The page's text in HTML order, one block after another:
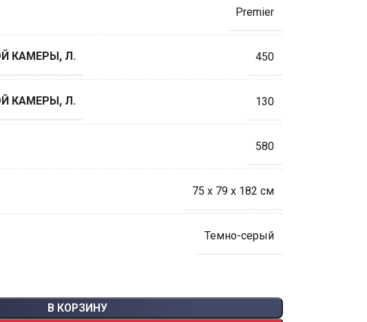
Premier
КАМЕРЫ, Л. 450
КАМЕРЫ, Л. 130
580
75 x 79 x 182 см
Темно-серый
В КОРЗИНУ